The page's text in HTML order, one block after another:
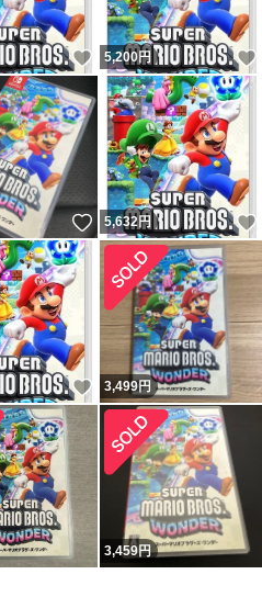
いいね！
5,200 円
いいね！
5,632円
いいね！
3,499円
3,459円